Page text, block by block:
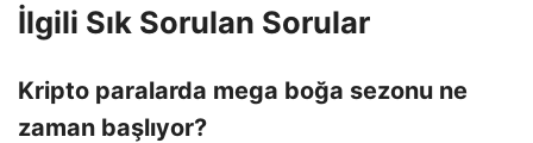
İlgili Sık Sorulan Sorular
Kripto paralarda mega boğa sezonu ne
zaman başlıyor?